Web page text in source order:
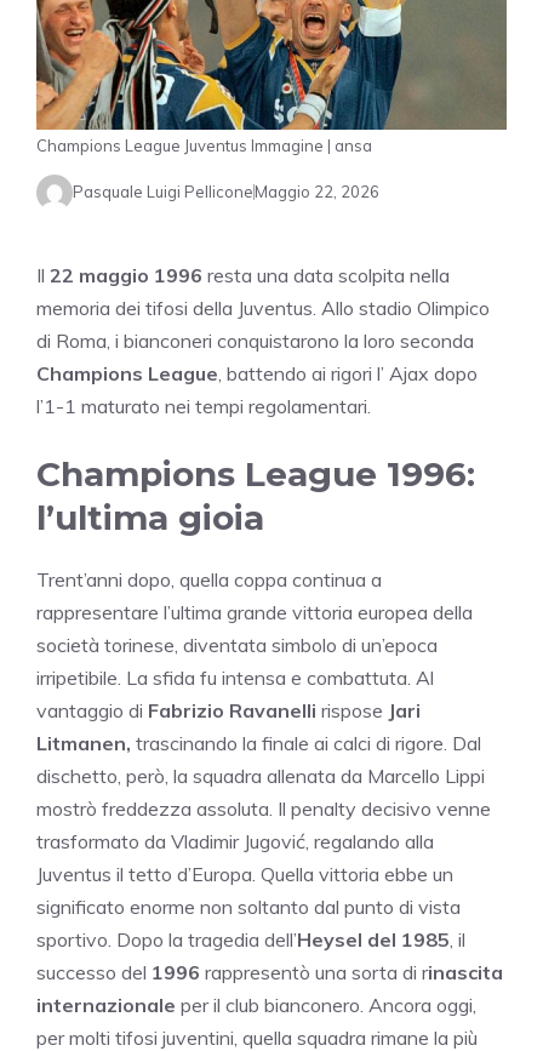
Champions League Juventus Immagine | ansa
Pasquale Luigi PelliconeMaggio 22, 2026
Il 22 maggio 1996 resta una data scolpita nella
memoria dei tifosi della Juventus. Allo stadio Olimpico
di Roma, i bianconeri conquistarono la loro seconda
Champions League , battendo ai rigori l’ Ajax dopo
l’1-1 maturato nei tempi regolamentari.
Champions League 1996:
l’ultima gioia
Trent’anni dopo, quella coppa continua a
rappresentare l’ultima grande vittoria europea della
società torinese, diventata simbolo di un’epoca
irripetibile. La sfida fu intensa e combattuta. Al
vantaggio di Fabrizio Ravanelli rispose Jari
Litmanen, trascinando la finale ai calci di rigore. Dal
dischetto, però, la squadra allenata da Marcello Lippi
mostrò freddezza assoluta. Il penalty decisivo venne
trasformato da Vladimir Jugović, regalando alla
Juventus il tetto d’Europa. Quella vittoria ebbe un
significato enorme non soltanto dal punto di vista
sportivo. Dopo la tragedia dell’Heysel del 1985 , il
successo del 1996 rappresentò una sorta di rinascita
internazionale per il club bianconero. Ancora oggi,
per molti tifosi juventini, quella squadra rimane la più